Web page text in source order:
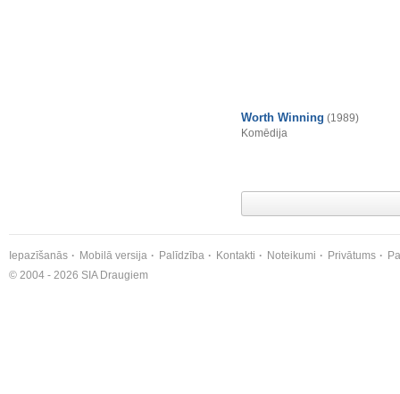
Worth Winning (1989)
Komēdija
Iepazīšanās Mobilā versija Palīdzība Kontakti Noteikumi Privātums
© 2004 - 2026 SIA Draugiem